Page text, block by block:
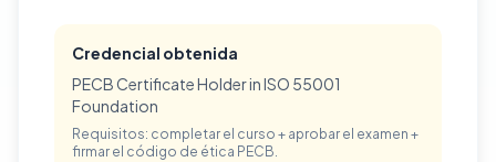
Credencial obtenida
PECB Certificate Holder in ISO 55001
Foundation
Requisitos: completar el curso + aprobar el examen +
firmar el código de ética PECB.